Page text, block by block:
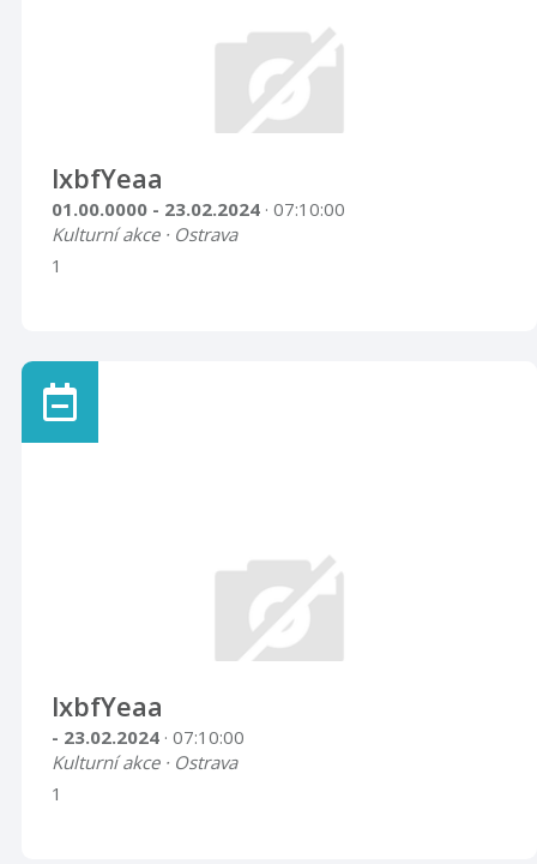
papučí z proužků plsti pletených na ...
lxbfYeaa
01.00.0000 - 23.02.2024 · 07:10:00
Kulturní akce · Ostrava
1
lxbfYeaa
- 23.02.2024 · 07:10:00
Kulturní akce · Ostrava
1